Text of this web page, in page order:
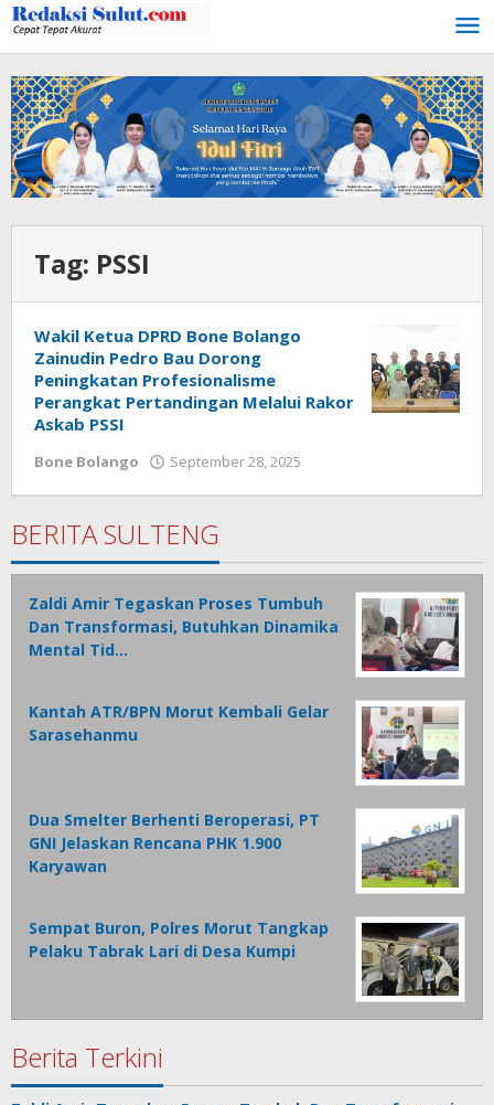
Lewati
ke
konten
Tag: PSSI
Wakil Ketua DPRD Bone Bolango
Zainudin Pedro Bau Dorong
Peningkatan Profesionalisme
Perangkat Pertandingan Melalui Rakor
Askab PSSI
Bone Bolango September 28, 2025
BERITA SULTENG
Zaldi Amir Tegaskan Proses Tumbuh
Dan Transformasi, Butuhkan Dinamika
Mental Tid…
Kantah ATR/BPN Morut Kembali Gelar
Sarasehanmu
Dua Smelter Berhenti Beroperasi, PT
GNI Jelaskan Rencana PHK 1.900
Karyawan
Sempat Buron, Polres Morut Tangkap
Pelaku Tabrak Lari di Desa Kumpi
Berita Terkini